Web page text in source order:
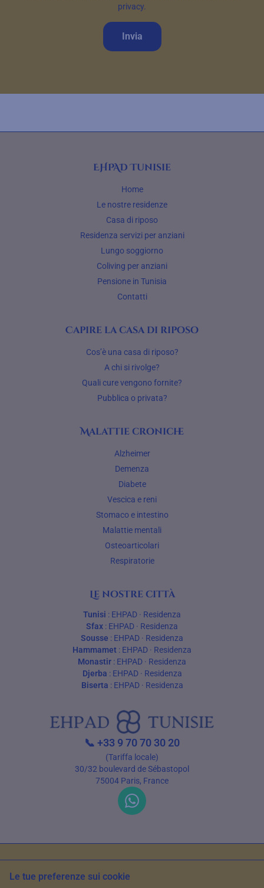
privacy.
Invia
EHPAD Tunisie
Home
Le nostre residenze
Casa di riposo
Residenza servizi per anziani
Lungo soggiorno
Coliving per anziani
Pensione in Tunisia
Contatti
Capire la casa di riposo
Cos’è una casa di riposo?
A chi si rivolge?
Quali cure vengono fornite?
Pubblica o privata?
Malattie croniche
Alzheimer
Demenza
Diabete
Vescica e reni
Stomaco e intestino
Malattie mentali
Osteoarticolari
Respiratorie
Le nostre città
Tunisi : EHPAD · Residenza
Sfax : EHPAD · Residenza
Sousse : EHPAD · Residenza
Hammamet : EHPAD · Residenza
Monastir : EHPAD · Residenza
Djerba : EHPAD· Residenza
Biserta : EHPAD· Residenza
📞 +33 9 70 70 30 20
(Tariffa locale)
30/32 boulevard de Sébastopol
75004 Paris, France
© 2026 EHPAD Tunisie — Tutti i diritti riservati
Le tue preferenze sui cookie